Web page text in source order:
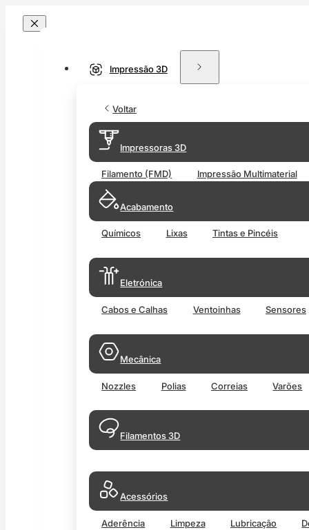
Impressão 3D
Voltar
Impressoras 3D
Filamento (FMD) Impressão Multimaterial
Acabamento
Químicos Lixas Tintas e Pincéis
Eletrónica
Cabos e Calhas Ventoinhas Sensores
Mecânica
Nozzles Polias Correias Varões
Filamentos 3D
Acessórios
Aderência Limpeza Lubricação